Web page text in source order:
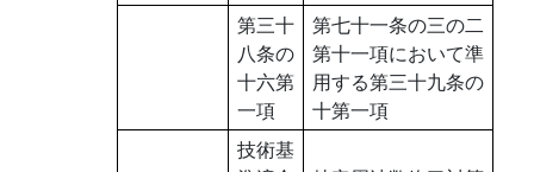
第三十
八条の
十六第
一項
第七十一条の三の二
第十一項において準
用する第三十九条の
十第一項
技術基